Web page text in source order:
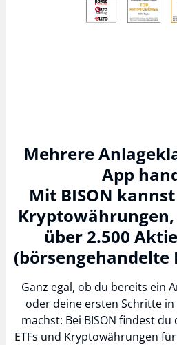
Mehrere
App
Mit BISON
über 2.500
(börsengehandelte
Ganz egal, ob du bereits ein
oder deine ersten Schritte
machst: Bei BISON findest
ETFs und Kryptowährungen